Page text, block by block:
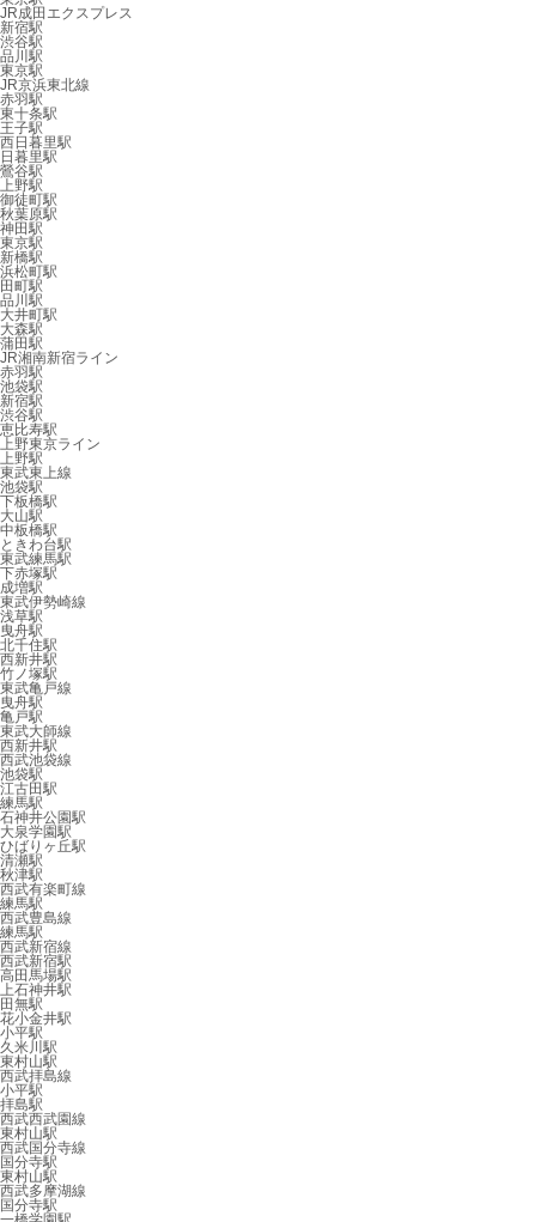
JR成田エクスプレス
新宿駅
渋谷駅
品川駅
東京駅
JR京浜東北線
赤羽駅
東十条駅
王子駅
西日暮里駅
日暮里駅
鶯谷駅
上野駅
御徒町駅
秋葉原駅
神田駅
東京駅
新橋駅
浜松町駅
田町駅
品川駅
大井町駅
大森駅
蒲田駅
JR湘南新宿ライン
赤羽駅
池袋駅
新宿駅
渋谷駅
恵比寿駅
上野東京ライン
上野駅
東武東上線
池袋駅
下板橋駅
大山駅
中板橋駅
ときわ台駅
東武練馬駅
下赤塚駅
成増駅
東武伊勢崎線
浅草駅
曳舟駅
北千住駅
西新井駅
竹ノ塚駅
東武亀戸線
曳舟駅
亀戸駅
東武大師線
西新井駅
西武池袋線
池袋駅
江古田駅
練馬駅
石神井公園駅
大泉学園駅
ひばりヶ丘駅
清瀬駅
秋津駅
西武有楽町線
練馬駅
西武豊島線
練馬駅
西武新宿線
西武新宿駅
高田馬場駅
上石神井駅
田無駅
花小金井駅
小平駅
久米川駅
東村山駅
西武拝島線
小平駅
拝島駅
西武西武園線
東村山駅
西武国分寺線
国分寺駅
東村山駅
西武多摩湖線
国分寺駅